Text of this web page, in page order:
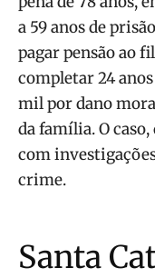
a 59 anos de
pagar pensão ao
completar 24
mil por dano
da família. O
com
crime.
Santa